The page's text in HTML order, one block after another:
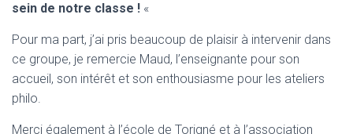
sein de notre classe ! «
Pour ma part, j’ai pris beaucoup de plaisir à intervenir dans
ce groupe, je remercie Maud, l’enseignante pour son
accueil, son intérêt et son enthousiasme pour les ateliers
philo.
Merci également à l’école de Torigné et à l’association